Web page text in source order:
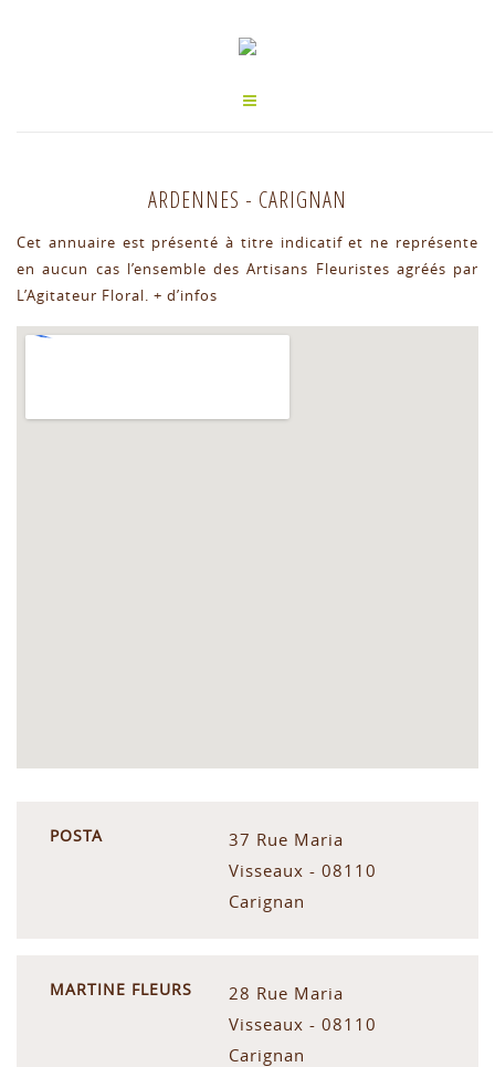
ARDENNES - CARIGNAN
Cet annuaire est présenté à titre indicatif et ne représente
en aucun cas l’ensemble des Artisans Fleuristes agréés par
L’Agitateur Floral. + d’infos
POSTA
37 Rue Maria
Visseaux - 08110
Carignan
MARTINE FLEURS
28 Rue Maria
Visseaux - 08110
Carignan